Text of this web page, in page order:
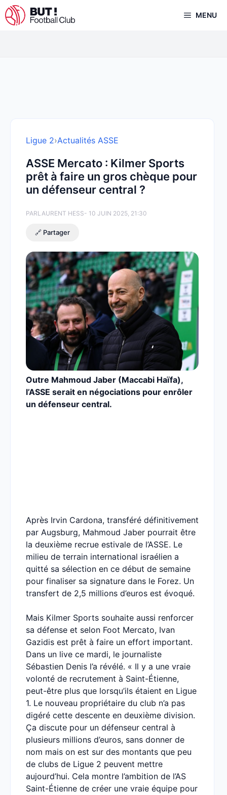
Aller
au
MENU
Ligue 2›Actualités ASSE
ASSE Mercato : Kilmer Sports
prêt à faire un gros chèque pour
un défenseur central ?
PARLAURENT HESS- 10 JUIN 2025, 21:30
🔗 Partager
Outre Mahmoud Jaber (Maccabi Haïfa),
l’ASSE serait en négociations pour enrôler
un défenseur central.
Après Irvin Cardona, transféré définitivement
par Augsburg, Mahmoud Jaber pourrait être
la deuxième recrue estivale de l’ASSE. Le
milieu de terrain international israélien a
quitté sa sélection en ce début de semaine
pour finaliser sa signature dans le Forez. Un
transfert de 2,5 millions d’euros est évoqué.
Mais Kilmer Sports souhaite aussi renforcer
sa défense et selon Foot Mercato, Ivan
Gazidis est prêt à faire un effort important.
Dans un live ce mardi, le journaliste
Sébastien Denis l’a révélé. « Il y a une vraie
volonté de recrutement à Saint-Étienne,
peut-être plus que lorsqu’ils étaient en Ligue
1. Le nouveau propriétaire du club n’a pas
digéré cette descente en deuxième division.
Ça discute pour un défenseur central à
plusieurs millions d’euros, sans donner de
nom mais on est sur des montants que peu
de clubs de Ligue 2 peuvent mettre
aujourd’hui. Cela montre l’ambition de l’AS
Saint-Étienne de créer une vraie équipe pour